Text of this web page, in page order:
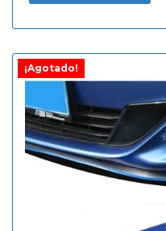
¡Agotado!